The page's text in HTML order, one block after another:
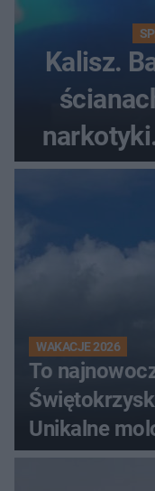
Kalisz.
WAKACJE 2026
To
Unikalne